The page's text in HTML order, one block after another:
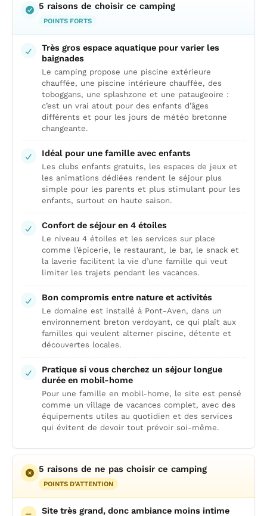
5 raisons de choisir ce camping
POINTS FORTS
Très gros espace aquatique pour varier les
baignades
Le camping propose une piscine extérieure
chauffée, une piscine intérieure chauffée, des
toboggans, une splashzone et une pataugeoire :
c’est un vrai atout pour des enfants d’âges
différents et pour les jours de météo bretonne
changeante.
Idéal pour une famille avec enfants
Les clubs enfants gratuits, les espaces de jeux et
les animations dédiées rendent le séjour plus
simple pour les parents et plus stimulant pour les
enfants, surtout en haute saison.
Confort de séjour en 4 étoiles
Le niveau 4 étoiles et les services sur place
comme l’épicerie, le restaurant, le bar, le snack et
la laverie facilitent la vie d’une famille qui veut
limiter les trajets pendant les vacances.
Bon compromis entre nature et activités
Le domaine est installé à Pont-Aven, dans un
environnement breton verdoyant, ce qui plaît aux
familles qui veulent alterner piscine, détente et
découvertes locales.
Pratique si vous cherchez un séjour longue
durée en mobil-home
Pour une famille en mobil-home, le site est pensé
comme un village de vacances complet, avec des
équipements utiles au quotidien et des services
qui évitent de devoir tout prévoir soi-même.
5 raisons de ne pas choisir ce camping
POINTS D'ATTENTION
Site très grand, donc ambiance moins intime